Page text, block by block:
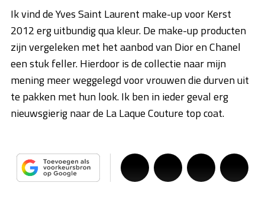
Ik vind de Yves Saint Laurent make-up voor Kerst
2012 erg uitbundig qua kleur. De make-up producten
zijn vergeleken met het aanbod van Dior en Chanel
een stuk feller. Hierdoor is de collectie naar mijn
mening meer weggelegd voor vrouwen die durven uit
te pakken met hun look. Ik ben in ieder geval erg
nieuwsgierig naar de La Laque Couture top coat.